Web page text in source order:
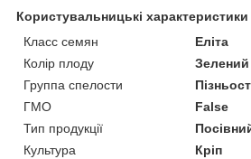
Користувальницькі характеристики
Класс семян
Еліта
Колір плоду
Зелений
Группа спелости
ГМО
False
Тип продукції
Культура
Кріп